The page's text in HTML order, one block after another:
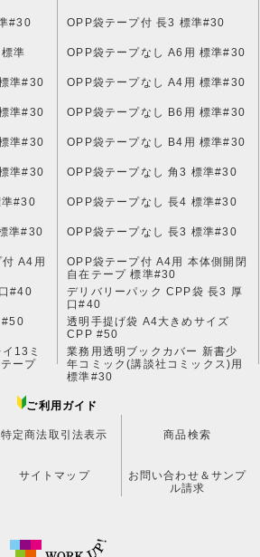
#30 OPP袋テープ付 長3 標準#30
準
OPP袋テープなし A6用 標準#30
準#30 OPP袋テープなし A4用 標準#30
準#30 OPP袋テープなし B6用 標準#30
準#30 OPP袋テープなし B4用 標準#30
準#30 OPP袋テープなし 角3 標準#30
準#30 OPP袋テープなし 長4 標準#30
準#30 OPP袋テープなし 長3 標準#30
A4用
OPP袋テープ付 A4用 本体側開閉
自在テープ 標準#30
#40
デリバリーパック CPP袋 長3 厚
口#40
#50
透明手提げ袋 A4大きめサイズ
CPP #50
13ミ
ープ
業務用透明ブックカバー 新書少
年コミック(講談社コミックス)用
標準#30
ご利用ガイド
特定商法取引法表示 商品検索
サイトマップ
お問い合わせ＆サンプ
ル請求